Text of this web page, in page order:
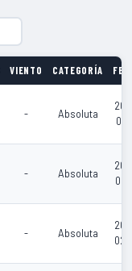
VIENTO CATEGORÍA
- Absoluta
06-
- Absoluta
06-
- Absoluta
02-